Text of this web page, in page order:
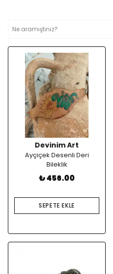
Devinim Art
Ayçiçek Desenli Deri
Bileklik
₺ 456.00
SEPETE EKLE